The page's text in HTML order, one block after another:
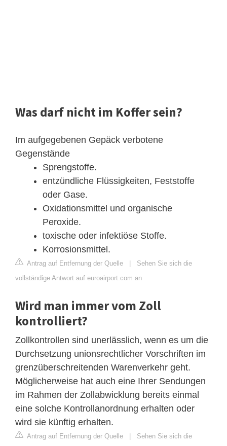
Was darf nicht im Koffer sein?
Im aufgegebenen Gepäck verbotene
Gegenstände
Sprengstoffe.
entzündliche Flüssigkeiten, Feststoffe
oder Gase.
Oxidationsmittel und organische
Peroxide.
toxische oder infektiöse Stoffe.
Korrosionsmittel.
Antrag auf Entfernung der Quelle | Sehen Sie sich die
vollständige Antwort auf euroairport.com an
Wird man immer vom Zoll
kontrolliert?
Zollkontrollen sind unerlässlich, wenn es um die
Durchsetzung unionsrechtlicher Vorschriften im
grenzüberschreitenden Warenverkehr geht.
Möglicherweise hat auch eine Ihrer Sendungen
im Rahmen der Zollabwicklung bereits einmal
eine solche Kontrollanordnung erhalten oder
wird sie künftig erhalten.
Antrag auf Entfernung der Quelle | Sehen Sie sich die